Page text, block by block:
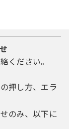
ください。
押し方、エラ
のみ、以下に